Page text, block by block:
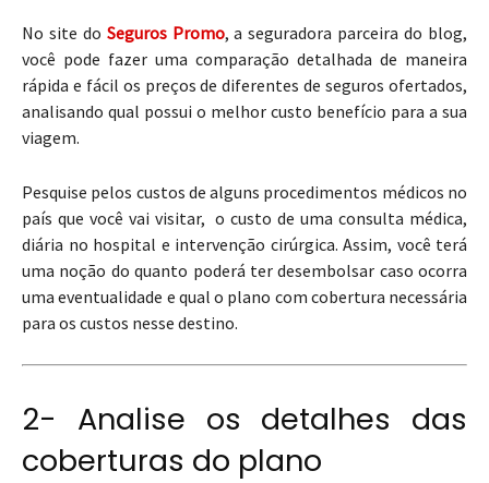
No site do Seguros Promo, a seguradora parceira do blog,
você pode fazer uma comparação detalhada de maneira
rápida e fácil os preços de diferentes de seguros ofertados,
analisando qual possui o melhor custo benefício para a sua
viagem.
Pesquise pelos custos de alguns procedimentos médicos no
país que você vai visitar, o custo de uma consulta médica,
diária no hospital e intervenção cirúrgica. Assim, você terá
uma noção do quanto poderá ter desembolsar caso ocorra
uma eventualidade e qual o plano com cobertura necessária
para os custos nesse destino.
2- Analise os detalhes das
coberturas do plano